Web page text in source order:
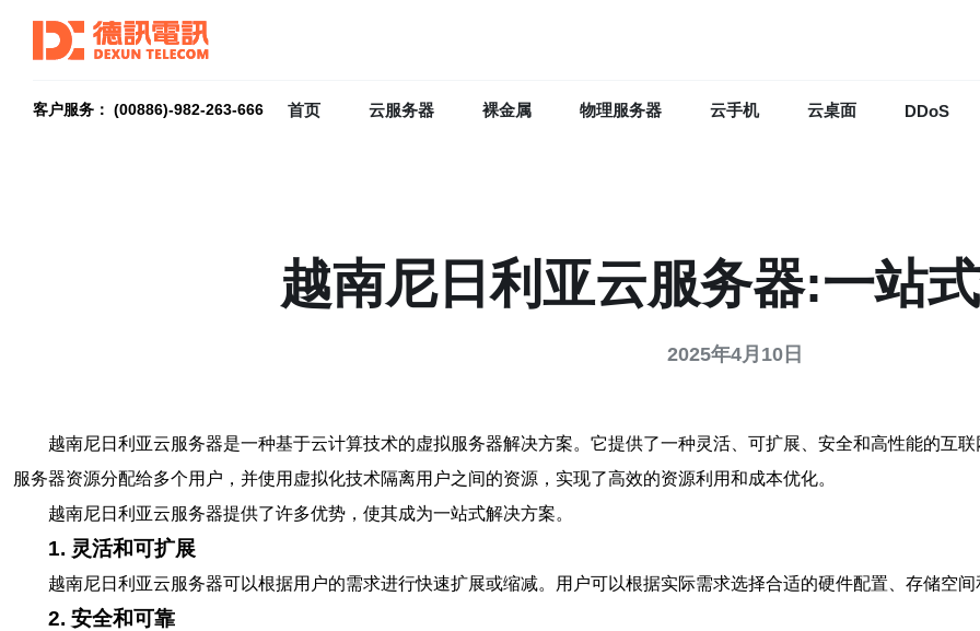
客户服务： (00886)-982-263-666 首页 云服务器 裸金属 物理服务器 云手机 云桌面 DDoS
越南尼日利亚云服务器:一站
2025年4月10日
越南尼日利亚云服务器是一种基于云计算技术的虚拟服务器解决方案。它提供了一种灵活、可扩展、安全和高性能的互
服务器资源分配给多个用户，并使用虚拟化技术隔离用户之间的资源，实现了高效的资源利用和成本优化。
越南尼日利亚云服务器提供了许多优势，使其成为一站式解决方案。
1. 灵活和可扩展
越南尼日利亚云服务器可以根据用户的需求进行快速扩展或缩减。用户可以根据实际需求选择合适的硬件配置、存储空
2. 安全和可靠